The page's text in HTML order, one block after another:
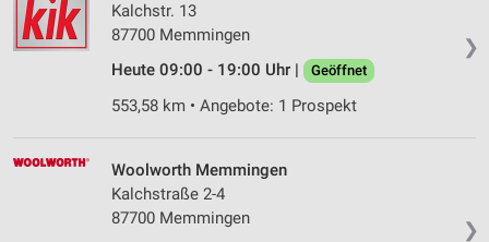
❯
Kalchstr. 13
87700 Memmingen
Heute 09:00 - 19:00 Uhr |
Geöffnet
553,58 km • Angebote: 1 Prospekt
❯
Woolworth Memmingen
Kalchstraße 2-4
87700 Memmingen